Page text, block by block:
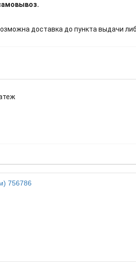
доставка до пункта выдачи